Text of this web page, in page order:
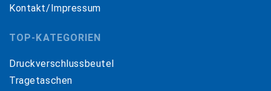
Kontakt/Impressum
TOP-KATEGORIEN
Druckverschlussbeutel
Tragetaschen